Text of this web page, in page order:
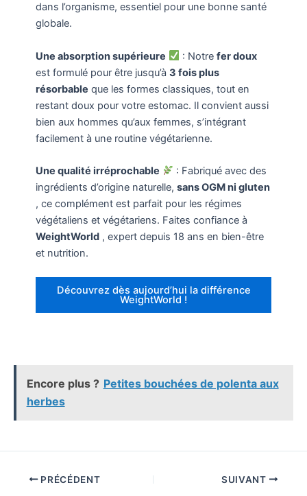
dans l’organisme, essentiel pour une bonne santé
globale.
Une absorption supérieure : Notrefer doux
est formulé pour être jusqu’à 3 fois plus
résorbable que les formes classiques, tout en
restant doux pour votre estomac. Il convient aussi
bien aux hommes qu’aux femmes, s’intégrant
facilement à une routine végétarienne.
Une qualité irréprochable
: Fabriqué avec des
ingrédients d’origine naturelle, sans OGM ni gluten
, ce complément est parfait pour les régimes
végétaliens et végétariens. Faites confiance à
WeightWorld, expert depuis 18 ans en bien-être
et nutrition.
Découvrez dès aujourd’hui la différence
WeightWorld !
Encore plus ? Petites bouchées de polenta aux
herbes
PRÉCÉDENT SUIVANT